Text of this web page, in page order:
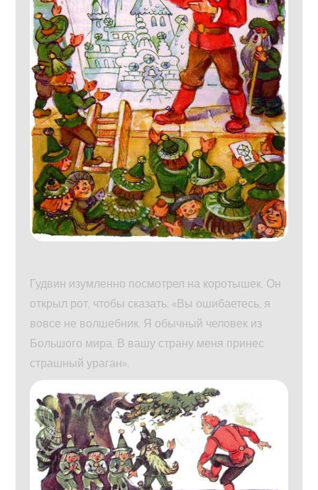
Гудвин изумленно посмотрел на коротышек. Он
открыл рот, чтобы сказать: «Вы ошибаетесь, я
вовсе не волшебник. Я обычный человек из
Большого мира. В вашу страну меня принес
страшный ураган».